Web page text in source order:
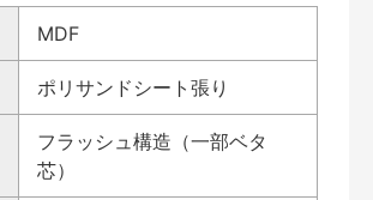
MDF
ポリサンドシート張り
フラッシュ構造（一部ベタ
芯）